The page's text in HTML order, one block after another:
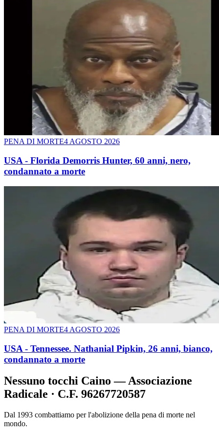
PENA DI MORTE4 AGOSTO 2026
USA - Florida Demorris Hunter, 60 anni, nero,
condannato a morte
PENA DI MORTE4 AGOSTO 2026
USA - Tennessee. Nathanial Pipkin, 26 anni, bianco,
condannato a morte
Nessuno tocchi Caino — Associazione
Radicale · C.F. 96267720587
Dal 1993 combattiamo per l'abolizione della pena di morte nel
mondo.